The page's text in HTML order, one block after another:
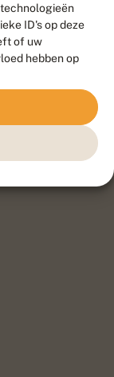
ID's op deze
of uw
hebben op
ontworpen door